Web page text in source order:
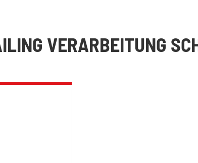
VERARBEITUNG